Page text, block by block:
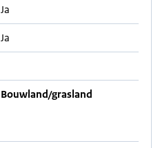
Ja
Ja
Bouwland/grasland